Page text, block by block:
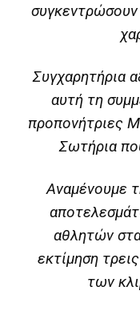
Συγχαρητήρια
αυτή τη
προπονήτριες
Σωτήρια
Αναμένουμε
αθλητών
εκτίμηση
των